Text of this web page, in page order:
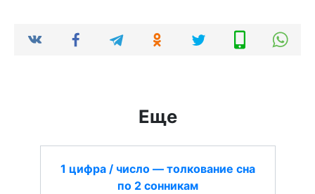
Еще
1 цифра / число — толкование сна
по 2 сонникам